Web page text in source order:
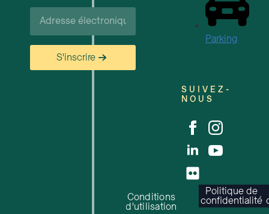
Courriel*
S'inscrire
Parking
SUIVEZ-
NOUS
Conditions
d'utilisation
Politique de
confidentialité